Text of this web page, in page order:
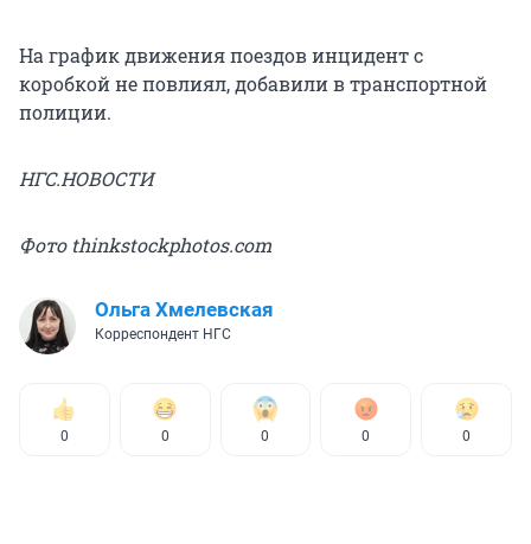
На график движения поездов инцидент с
коробкой не повлиял, добавили в транспортной
полиции.
НГС.НОВОСТИ
Фото thinkstockphotos.com
Ольга Хмелевская
Корреспондент НГС
0 0 0 0 0